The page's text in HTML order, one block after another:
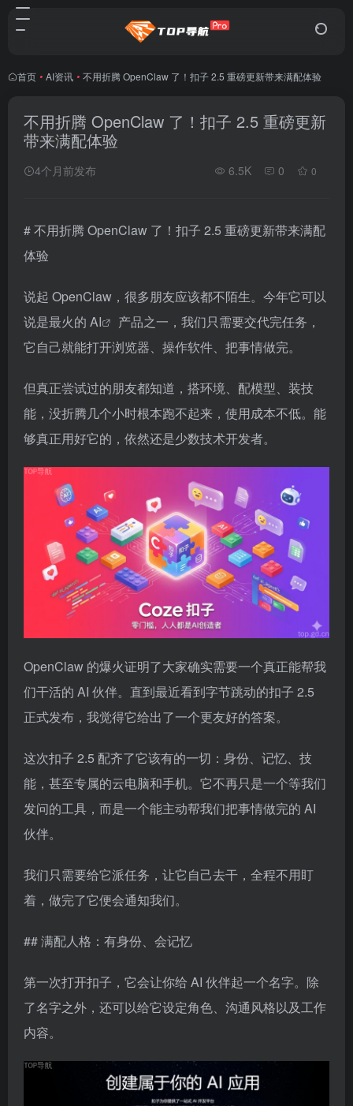
首页 • AI资讯 • 不用折腾 OpenClaw 了！扣子 2.5 重磅更新带来满配体验
不用折腾 OpenClaw 了！扣子 2.5 重磅更新
带来满配体验
4个月前发布 6.5K 0 0
# 不用折腾 OpenClaw 了！扣子 2.5 重磅更新带来满配
体验
说起 OpenClaw，很多朋友应该都不陌生。今年它可以
说是最火的 AI
产品之一，我们只需要交代完任务，
它自己就能打开浏览器、操作软件、把事情做完。
但真正尝试过的朋友都知道，搭环境、配模型、装技
能，没折腾几个小时根本跑不起来，使用成本不低。能
够真正用好它的，依然还是少数技术开发者。
OpenClaw 的爆火证明了大家确实需要一个真正能帮我
们干活的 AI 伙伴。直到最近看到字节跳动的扣子 2.5
正式发布，我觉得它给出了一个更友好的答案。
这次扣子 2.5 配齐了它该有的一切：身份、记忆、技
能，甚至专属的云电脑和手机。它不再只是一个等我们
发问的工具，而是一个能主动帮我们把事情做完的 AI
伙伴。
我们只需要给它派任务，让它自己去干，全程不用盯
着，做完了它便会通知我们。
## 满配人格：有身份、会记忆
第一次打开扣子，它会让你给 AI 伙伴起一个名字。除
了名字之外，还可以给它设定角色、沟通风格以及工作
内容。